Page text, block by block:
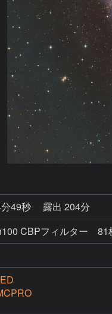
49秒
露出 204分
CBPフィルター